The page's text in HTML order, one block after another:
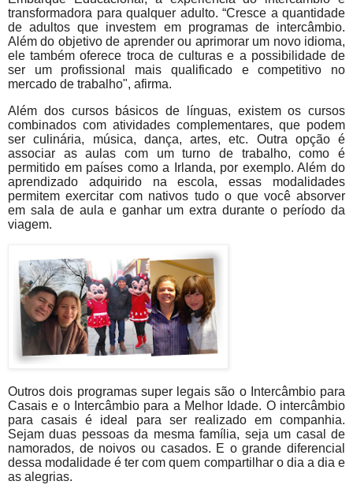
transformadora para qualquer adulto. “Cresce a quantidade
de adultos que investem em programas de intercâmbio.
Além do objetivo de aprender ou aprimorar um novo idioma,
ele também oferece troca de culturas e a possibilidade de
ser um profissional mais qualificado e competitivo no
mercado de trabalho", afirma.
Além dos cursos básicos de línguas, existem os cursos
combinados com atividades complementares, que podem
ser culinária, música, dança, artes, etc. Outra opção é
associar as aulas com um turno de trabalho, como é
permitido em países como a Irlanda, por exemplo. Além do
aprendizado adquirido na escola, essas modalidades
permitem exercitar com nativos tudo o que você absorver
em sala de aula e ganhar um extra durante o período da
viagem.
Outros dois programas super legais são o Intercâmbio para
Casais e o Intercâmbio para a Melhor Idade. O intercâmbio
para casais é ideal para ser realizado em companhia.
Sejam duas pessoas da mesma família, seja um casal de
namorados, de noivos ou casados. E o grande diferencial
dessa modalidade é ter com quem compartilhar o dia a dia e
as alegrias.